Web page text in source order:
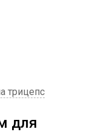
трицепс
для